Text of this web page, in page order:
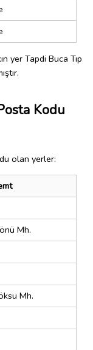
yer Tapdi Buca Tıp
Kodu
olan yerler:
Mh.
Mh.